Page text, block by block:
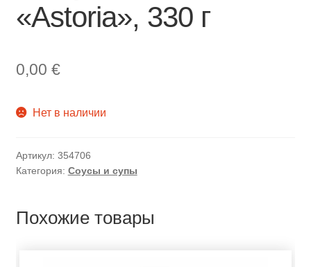
«Astoria», 330 г
0,00 €
Нет в наличии
Артикул: 354706
Категория: Соусы и супы
Похожие товары